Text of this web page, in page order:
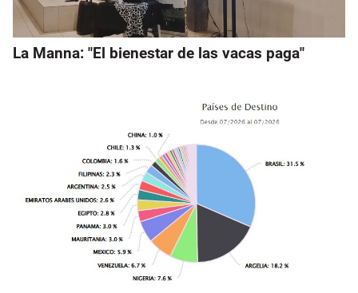
La Manna: "El bienestar de las vacas paga"